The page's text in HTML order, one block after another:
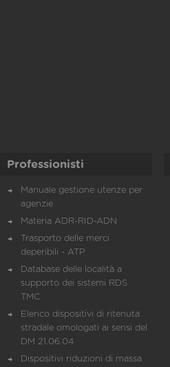
Professionisti
Manuale gestione utenze per
agenzie
Materia ADR-RID-ADN
Trasporto delle merci
deperibili - ATP
Database delle località a
supporto dei sistemi RDS
TMC
Elenco dispositivi di ritenuta
stradale omologati ai sensi del
DM 21.06.04
Dispositivi riduzioni di massa